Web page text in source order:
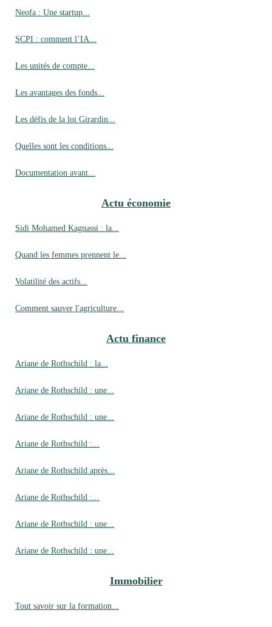
Neofa : Une startup...
SCPI : comment l’IA...
Les unités de compte...
Les avantages des fonds...
Les défis de la loi Girardin...
Quelles sont les conditions...
Documentation avant...
Actu économie
Sidi Mohamed Kagnassi : la...
Quand les femmes prennent le...
Volatilité des actifs...
Comment sauver l'agriculture...
Actu finance
Ariane de Rothschild : la...
Ariane de Rothschild : une...
Ariane de Rothschild : une...
Ariane de Rothschild :...
Ariane de Rothschild après...
Ariane de Rothschild :...
Ariane de Rothschild : une...
Ariane de Rothschild : une...
Immobilier
Tout savoir sur la formation...